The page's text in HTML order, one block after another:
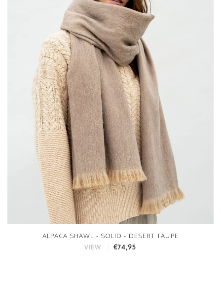
ALPACA SHAWL - SOLID - DESERT TAUPE
VIEW €74,95